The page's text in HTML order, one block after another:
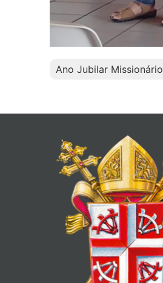
Ano Jubilar Missionário